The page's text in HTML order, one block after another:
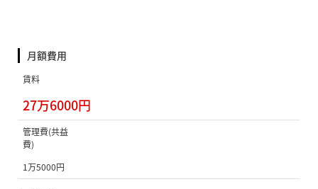
月額費用
賃料
27万6000円
管理費(共益
費)
1万5000円